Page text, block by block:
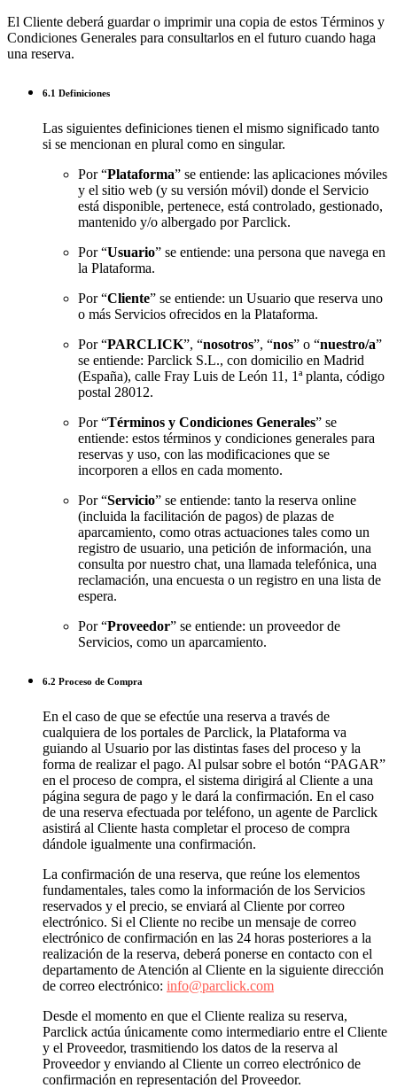
El Cliente deberá guardar o imprimir una copia de estos Términos y
Condiciones Generales para consultarlos en el futuro cuando haga
una reserva.
6.1 Definiciones
Las siguientes definiciones tienen el mismo significado tanto
si se mencionan en plural como en singular.
Por “Plataforma” se entiende: las aplicaciones móviles
y el sitio web (y su versión móvil) donde el Servicio
está disponible, pertenece, está controlado, gestionado,
mantenido y/o albergado por Parclick.
Por “Usuario” se entiende: una persona que navega en
la Plataforma.
Por “Cliente” se entiende: un Usuario que reserva uno
o más Servicios ofrecidos en la Plataforma.
Por “PARCLICK”, “nosotros”, “nos” o “nuestro/a”
se entiende: Parclick S.L., con domicilio en Madrid
(España), calle Fray Luis de León 11, 1ª planta, código
postal 28012.
Por “Términos y Condiciones Generales” se
entiende: estos términos y condiciones generales para
reservas y uso, con las modificaciones que se
incorporen a ellos en cada momento.
Por “Servicio” se entiende: tanto la reserva online
(incluida la facilitación de pagos) de plazas de
aparcamiento, como otras actuaciones tales como un
registro de usuario, una petición de información, una
consulta por nuestro chat, una llamada telefónica, una
reclamación, una encuesta o un registro en una lista de
espera.
Por “Proveedor” se entiende: un proveedor de
Servicios, como un aparcamiento.
6.2 Proceso de Compra
En el caso de que se efectúe una reserva a través de
cualquiera de los portales de Parclick, la Plataforma va
guiando al Usuario por las distintas fases del proceso y la
forma de realizar el pago. Al pulsar sobre el botón “PAGAR”
en el proceso de compra, el sistema dirigirá al Cliente a una
página segura de pago y le dará la confirmación. En el caso
de una reserva efectuada por teléfono, un agente de Parclick
asistirá al Cliente hasta completar el proceso de compra
dándole igualmente una confirmación.
La confirmación de una reserva, que reúne los elementos
fundamentales, tales como la información de los Servicios
reservados y el precio, se enviará al Cliente por correo
electrónico. Si el Cliente no recibe un mensaje de correo
electrónico de confirmación en las 24 horas posteriores a la
realización de la reserva, deberá ponerse en contacto con el
departamento de Atención al Cliente en la siguiente dirección
de correo electrónico: info@parclick.com
Desde el momento en que el Cliente realiza su reserva,
Parclick actúa únicamente como intermediario entre el Cliente
y el Proveedor, trasmitiendo los datos de la reserva al
Proveedor y enviando al Cliente un correo electrónico de
confirmación en representación del Proveedor.